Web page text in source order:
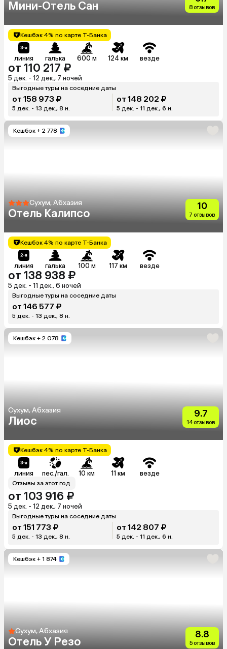
Мини-Отель Сан 8 отзывов
Кешбэк 4% по карте Т-Банка
линия галька 600 м 124 км везде
от 110 217 ₽
5 дек. - 12 дек., 7 ночей
Выгодные туры на соседние даты
от 158 973 ₽
5 дек. - 13 дек., 8 н.
от 148 202 ₽
5 дек. - 11 дек., 6 н.
Кешбэк + 2 778
Сухум, Абхазия
Отель Калипсо
10
7 отзывов
Кешбэк 4% по карте Т-Банка
линия галька 100 м 117 км везде
от 138 938 ₽
5 дек. - 11 дек., 6 ночей
Выгодные туры на соседние даты
от 146 577 ₽
5 дек. - 13 дек., 8 н.
Кешбэк + 2 078
Сухум, Абхазия
Лиос
9.7
14 отзывов
Кешбэк 4% по карте Т-Банка
линия пес./гал. 10 км 11 км везде
Отзывы за этот год
от 103 916 ₽
5 дек. - 12 дек., 7 ночей
Выгодные туры на соседние даты
от 151 773 ₽
5 дек. - 13 дек., 8 н.
от 142 807 ₽
5 дек. - 11 дек., 6 н.
Кешбэк + 1 874
Сухум, Абхазия
Отель У Резо
8.8
5 отзывов